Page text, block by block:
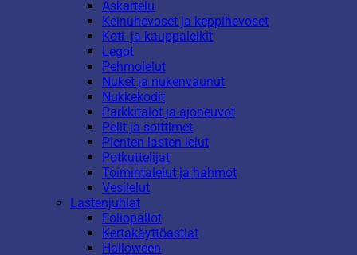
Askartelu
Keinuhevoset ja keppihevoset
Koti- ja kauppaleikit
Legot
Pehmolelut
Nuket ja nukenvaunut
Nukkekodit
Parkkitalot ja ajoneuvot
Pelit ja soittimet
Pienten lasten lelut
Potkuttelijat
Toimintalelut ja hahmot
Vesilelut
Lastenjuhlat
Foliopallot
Kertakäyttöastiat
Halloween